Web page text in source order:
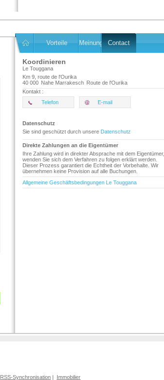
Vorteile Meinung Contact
Koordinieren
Le Touggana
Km 9, route de l'Ourika
40 000 Nahe Marrakesch Route de l'Ourika
Kontakt :
Telefon
E-mail
Datenschutz
Sie sind geschützt durch unsere Datenschutz
Direkte Zahlungen an die Eigentümer
Ihre Zahlung wird in direkter Absprache mit dem Eigentümer,
wenden Sie sich dem Verfahren zu folgen erklärt werden.
Dieser Prozess garantiert die Echtheit der Vorbehalte. Wir
übernehmen keine Provision auf alle Buchungen.
Allgemeine Geschäftsbedingungen Le Touggana
RSS-Synchronisation | Immobilier